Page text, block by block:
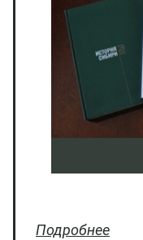
Подробнее